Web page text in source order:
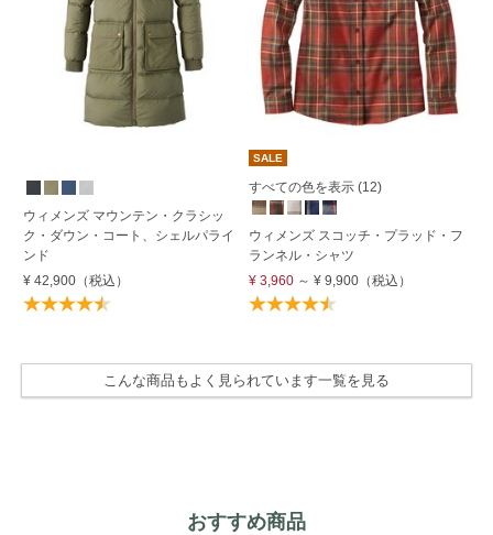
ウィメンズ マウンテン・クラシッ
ク・ダウン・コート、シェルパライ
ンド
¥ 42,900（税込）
SALE
すべての色を表示 (12)
ウィメンズ スコッチ・プラッド・フ
ランネル・シャツ
¥ 3,960 ～ ¥ 9,900 （税込）
こんな商品もよく見られています一覧を見る
おすすめ商品